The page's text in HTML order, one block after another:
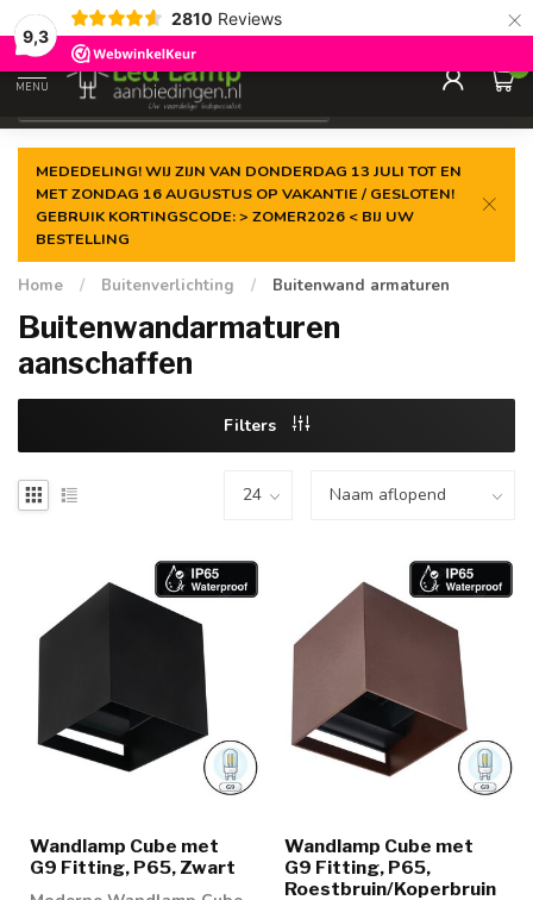
9,3
2810 Reviews ×
Gegarandeerde delaagste prijs
MENU
0
MEDEDELING! WIJ ZIJN VAN DONDERDAG 13 JULI TOT EN
MET ZONDAG 16 AUGUSTUS OP VAKANTIE / GESLOTEN!
GEBRUIK KORTINGSCODE: > ZOMER2026 < BIJ UW
BESTELLING
Home / Buitenverlichting / Buitenwand armaturen
Buitenwandarmaturen
aanschaffen
Filters
Wandlamp Cube met
G9 Fitting, P65, Zwart
Wandlamp Cube met
G9 Fitting, P65,
Roestbruin/Koperbruin